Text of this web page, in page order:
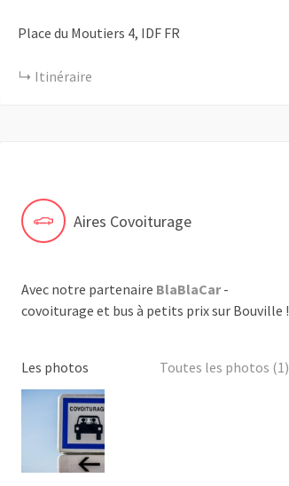
Place du Moutiers 4 IDF FR
Itinéraire
Aires Covoiturage
Avec notre partenaire BlaBlaCar-
covoiturage et bus à petits prix sur Bouville !
Les photos Toutes les photos (1)